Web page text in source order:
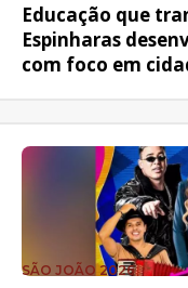
Educação que
Espinharas
com foco em
SÃO JOÃO 2026